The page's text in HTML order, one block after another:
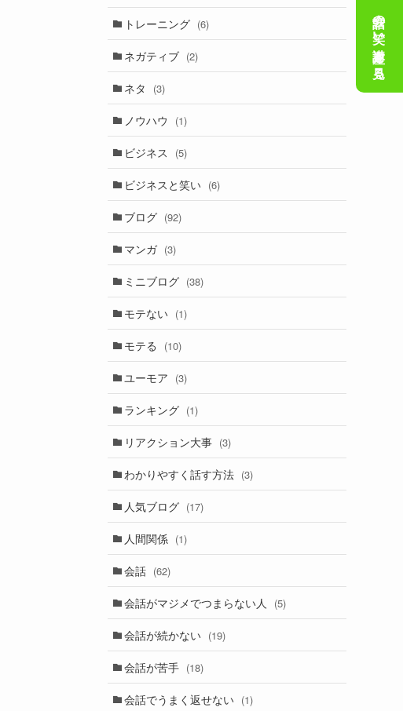
トレーニング (6)
ネガティブ (2)
ネタ (3)
ノウハウ (1)
ビジネス (5)
ビジネスと笑い (6)
ブログ (92)
マンガ (3)
ミニブログ (38)
モテない (1)
モテる (10)
ユーモア (3)
ランキング (1)
リアクション大事 (3)
わかりやすく話す方法 (3)
人気ブログ (17)
人間関係 (1)
会話 (62)
会話がマジメでつまらない人 (5)
会話が続かない (19)
会話が苦手 (18)
会話でうまく返せない (1)
会話の笑い講座を見る